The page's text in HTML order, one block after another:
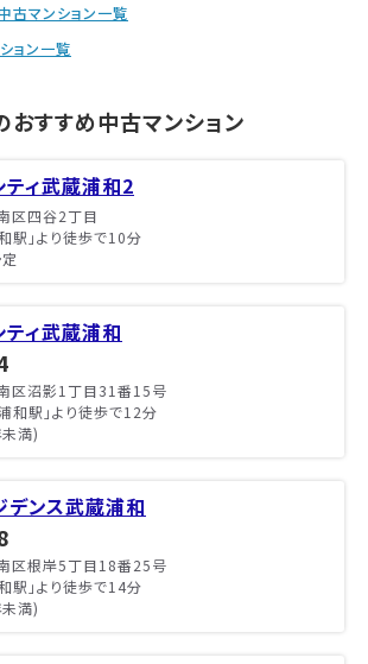
古マンション一覧
ョン一覧
すすめ中古マンション
ティ武蔵浦和2
区四谷2丁目
駅」より徒歩で10分
ティ武蔵浦和
区沼影1丁目31番15号
和駅」より徒歩で12分
満)
デンス武蔵浦和
区根岸5丁目18番25号
駅」より徒歩で14分
満)